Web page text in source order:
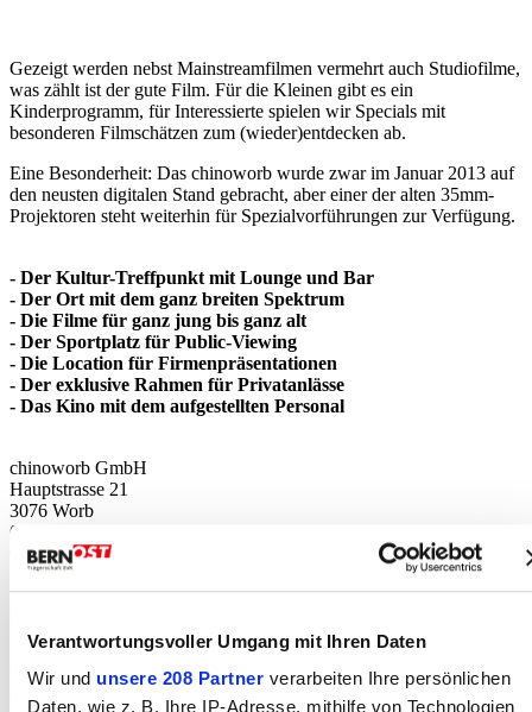
Verantwortungsvoller Umgang mit Ihren Daten
Wir und unsere 208 Partner verarbeiten Ihre persönlichen
Daten, wie z. B. Ihre IP-Adresse, mithilfe von Technologien
Gezeigt werden nebst Mainstreamfilmen vermehrt auch Studiofilme,
was zählt ist der gute Film. Für die Kleinen gibt es ein
Kinderprogramm, für Interessierte spielen wir Specials mit
besonderen Filmschätzen zum (wieder)entdecken ab.
Eine Besonderheit: Das chinoworb wurde zwar im Januar 2013 auf
den neusten digitalen Stand gebracht, aber einer der alten 35mm-
Projektoren steht weiterhin für Spezialvorführungen zur Verfügung.
- Der Kultur-Treffpunkt mit Lounge und Bar
- Der Ort mit dem ganz breiten Spektrum
- Die Filme für ganz jung bis ganz alt
- Der Sportplatz für Public-Viewing
- Die Location für Firmenpräsentationen
- Der exklusive Rahmen für Privatanlässe
- Das Kino mit dem aufgestellten Personal
chinoworb GmbH
Hauptstrasse 21
3076 Worb
031 839 58 68
079 756 91 50
Programm mit Trailers siehe auch BERN-OST Rubrik
Veranstaltungen.